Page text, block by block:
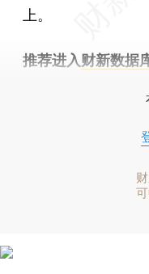
上。
推荐进入财新数据